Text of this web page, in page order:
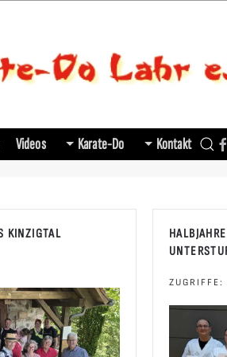
Videos Karate-Do Kontakt
KINZIGTAL
ZUGRIFFE: